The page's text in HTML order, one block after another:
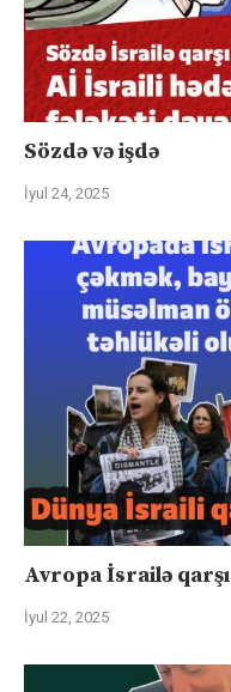
Sözdə və işdə
İyul 24, 2025
Avropa İsrailə qarşı
İyul 22, 2025